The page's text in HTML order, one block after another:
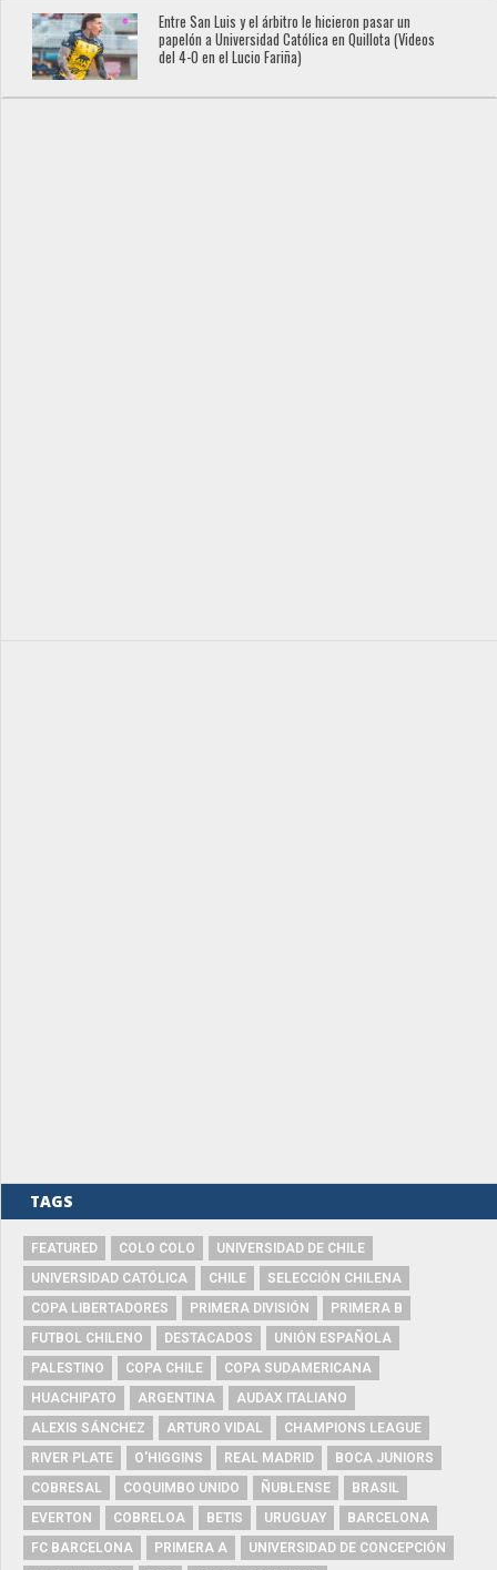
Entre San Luis y el árbitro le hicieron pasar un
papelón a Universidad Católica en Quillota (Videos
del 4-0 en el Lucio Fariña)
TAGS
FEATURED COLO COLO
UNIVERSIDAD DE CHILE
UNIVERSIDAD CATÓLICA
CHILE
SELECCIÓN CHILENA
COPA LIBERTADORES
PRIMERA DIVISIÓN
PRIMERA B
FUTBOL CHILENO
DESTACADOS
UNIÓN ESPAÑOLA
PALESTINO
COPA CHILE
COPA SUDAMERICANA
HUACHIPATO
ARGENTINA
AUDAX ITALIANO
ALEXIS SÁNCHEZ
ARTURO VIDAL
CHAMPIONS LEAGUE
RIVER PLATE
O'HIGGINS REAL MADRID
BOCA JUNIORS
COBRESAL
COQUIMBO UNIDO ÑUBLENSE
BRASIL
EVERTON
COBRELOA BETIS URUGUAY
BARCELONA
FC BARCELONA
PRIMERA A
UNIVERSIDAD DE CONCEPCIÓN